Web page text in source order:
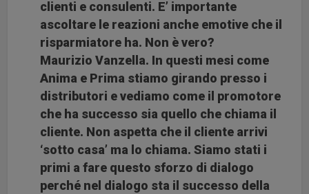
clienti e consulenti. E’ importante
ascoltare le reazioni anche emotive che il
risparmiatore ha. Non è vero?
Maurizio Vanzella. In questi mesi come
Anima e Prima stiamo girando presso i
distributori e vediamo come il promotore
che ha successo sia quello che chiama il
cliente. Non aspetta che il cliente arrivi
‘sotto casa’ ma lo chiama. Siamo stati i
primi a fare questo sforzo di dialogo
perché nel dialogo sta il successo della